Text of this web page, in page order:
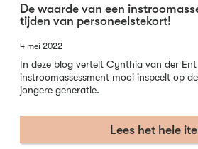
De waarde van een
tijden van personeelstekort!
4 mei 2022
In deze blog vertelt Cynthia van der
instroomassessment mooi inspeelt op
jongere generatie.
Lees het hele